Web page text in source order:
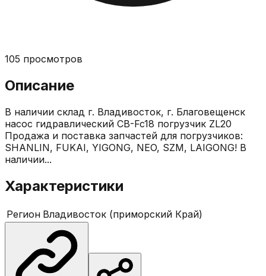
105 просмотров
Описание
В наличии склад г. Владивосток, г. Благовещенск
насос гидравлический CB-Fc18 погрузчик ZL20
Продажа и поставка запчастей для погрузчиков:
SHANLIN, FUKAI, YIGONG, NEO, SZM, LAIGONG! В
наличии...
Характеристики
Регион Владивосток (приморский Край)